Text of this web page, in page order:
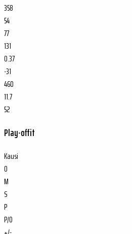
358
54
77
131
0.37
-31
460
11.7
52
Play-offit
Kausi
O
M
S
P
P/O